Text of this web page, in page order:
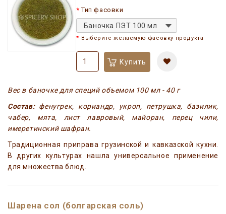
Тип фасовки
Баночка ПЭТ 100 мл
Выберите желаемую фасовку продукта
Купить
Вес в баночке для специй объемом 100 мл - 40 г
Состав:фенугрек, кориандр, укроп, петрушка, базилик,
чабер, мята, лист лавровый, майоран, перец чили,
имеретинский шафран.
Традиционная приправа грузинской и кавказской кухни.
В других культурах нашла универсальное применение
для множества блюд.
Шарена сол (болгарская соль)